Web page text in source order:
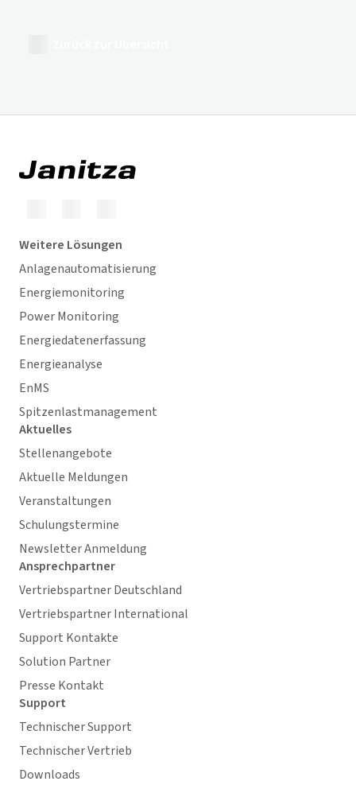
Weitere Lösungen
Anlagenautomatisierung
Energiemonitoring
Power Monitoring
Energiedatenerfassung
Energieanalyse
EnMS
Spitzenlastmanagement
Aktuelles
Stellenangebote
Aktuelle Meldungen
Veranstaltungen
Schulungstermine
Newsletter Anmeldung
Ansprechpartner
Vertriebspartner Deutschland
Vertriebspartner International
Support Kontakte
Solution Partner
Presse Kontakt
Support
Technischer Support
Technischer Vertrieb
Downloads